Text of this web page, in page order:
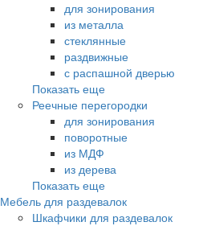
для зонирования
из металла
стеклянные
раздвижные
с распашной дверью
Показать еще
Реечные перегородки
для зонирования
поворотные
из МДФ
из дерева
Показать еще
Мебель для раздевалок
Шкафчики для раздевалок